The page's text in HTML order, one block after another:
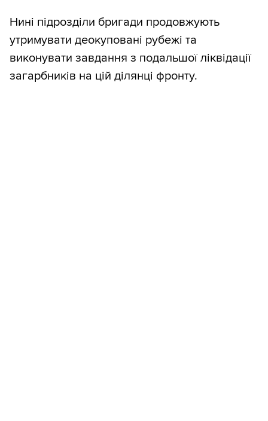
Нині підрозділи бригади продовжують
утримувати деокуповані рубежі та
виконувати завдання з подальшої ліквідації
загарбників на цій ділянці фронту.